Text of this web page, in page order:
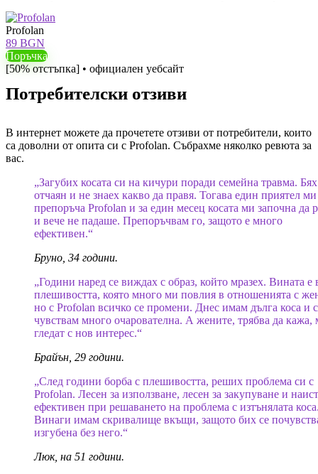
Profolan
89 BGN
Поръчка
[50% отстъпка] • официален уебсайт
Потребителски отзиви
В интернет можете да прочетете отзиви от потребители, които
са доволни от опита си с Profolan. Събрахме няколко ревюта за
вас.
„Загубих косата си на кичури поради семейна травма. Бях
отчаян и не знаех какво да правя. Тогава един приятел ми
препоръча Profolan и за един месец косата ми започна да
и вече не падаше. Препоръчвам го, защото е много
ефективен.“
Бруно, 34 години.
„Години наред се виждах с образ, който мразех. Вината е
плешивостта, която много ми повлия в отношенията с
но с Profolan всичко се промени. Днес имам дълга коса и
чувствам много очарователна. А жените, трябва да кажа,
гледат с нов интерес.“
Брайън, 29 години.
„След години борба с плешивостта, реших проблема си с
Profolan. Лесен за използване, лесен за закупуване и
ефективен при решаването на проблема с изтънялата
Винаги имам скривалище вкъщи, защото бих се
изгубена без него.“
Люк, на 51 години.